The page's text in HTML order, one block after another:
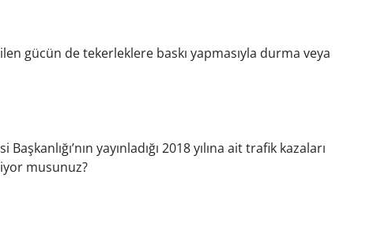
gücün de tekerleklere baskı yapmasıyla durma veya
yayınladığı 2018 yılına ait trafik kazaları
musunuz?